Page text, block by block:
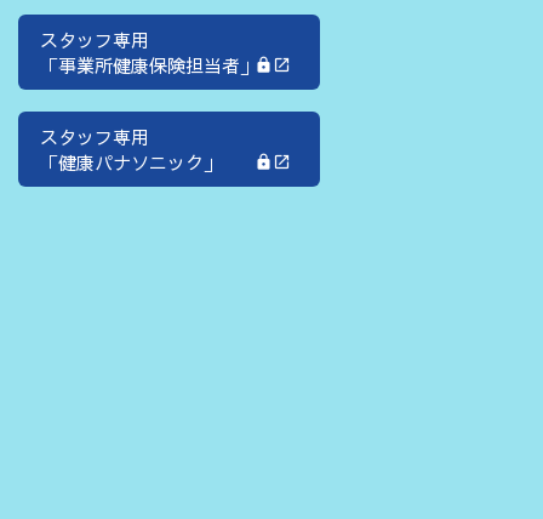
スタッフ専用
「事業所健康保険担当者」
スタッフ専用
「健康パナソニック」